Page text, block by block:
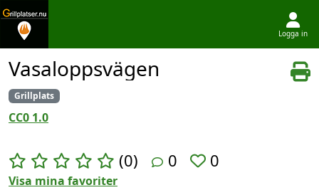
Logga in
Vasaloppsvägen
Grillplats
CC0 1.0
(0) 0 0
Visa mina favoriter